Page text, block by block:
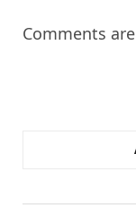
Comments